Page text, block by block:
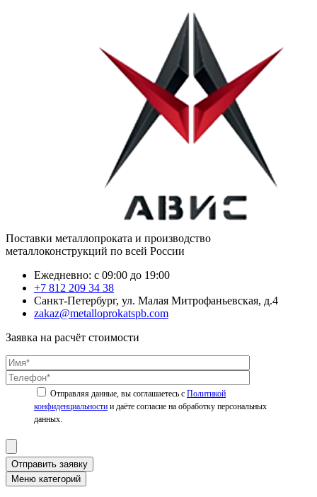
Поставки металлопроката и производство
металлоконструкций по всей России
Ежедневно: с 09:00 до 19:00
+7 812 209 34 38
Санкт-Петербург, ул. Малая Митрофаньевская, д.4
zakaz@metalloprokatspb.com
Заявка на расчёт стоимости
Политикой
конфиденциальности
Отправить заявку
Меню категорий